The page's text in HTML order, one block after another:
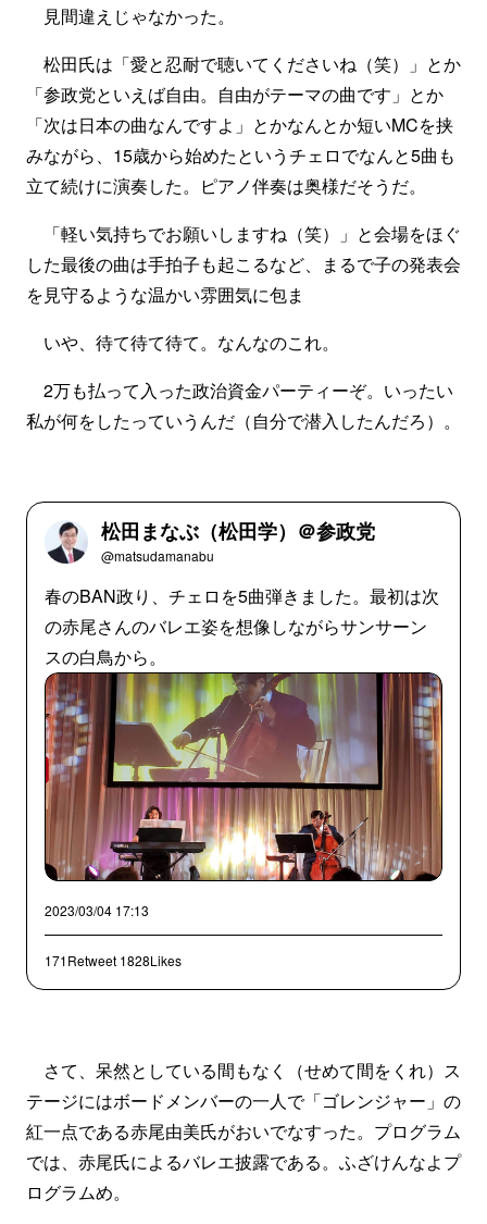
見間違えじゃなかった。
松田氏は「愛と忍耐で聴いてくださいね（笑）」とか
「参政党といえば自由。自由がテーマの曲です」とか
「次は日本の曲なんですよ」とかなんとか短いMCを挟
みながら、15歳から始めたというチェロでなんと5曲も
立て続けに演奏した。ピアノ伴奏は奥様だそうだ。
「軽い気持ちでお願いしますね（笑）」と会場をほぐ
した最後の曲は手拍子も起こるなど、まるで子の発表会
を見守るような温かい雰囲気に包ま
いや、待て待て待て。なんなのこれ。
2万も払って入った政治資金パーティーぞ。いったい
私が何をしたっていうんだ（自分で潜入したんだろ）。
松田まなぶ（松田学）＠参政党
@matsudamanabu
春のBAN政り、チェロを5曲弾きました。最初は次
の赤尾さんのバレエ姿を想像しながらサンサーン
スの白鳥から。
2023/03/04 17:13
171Retweet 1828Likes
さて、呆然としている間もなく（せめて間をくれ）ス
テージにはボードメンバーの一人で「ゴレンジャー」の
紅一点である赤尾由美氏がおいでなすった。プログラム
では、赤尾氏によるバレエ披露である。ふざけんなよプ
ログラムめ。